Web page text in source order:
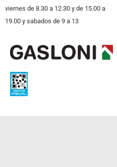
viernes de 8.30 a 12.30 y de 15.00 a
19.00 y sabados de 9 a 13